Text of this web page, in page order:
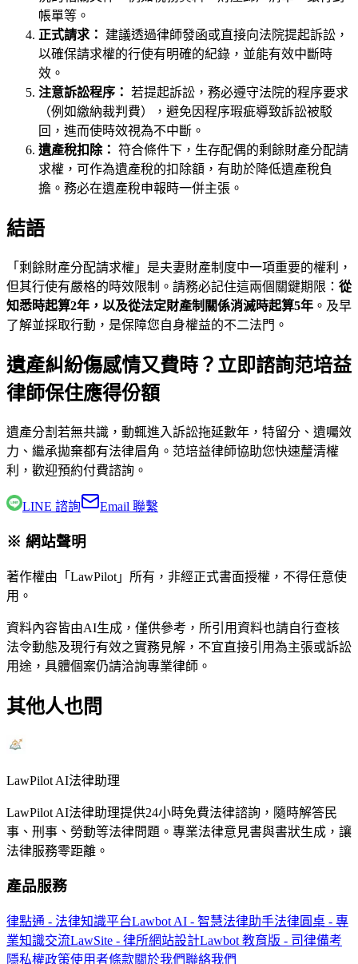
帳單等。
正式請求：
建議透過律師發函或直接向法院提起訴訟，
以確保請求權的行使有明確的紀錄，並能有效中斷時
效。
注意訴訟程序： 若提起訴訟，務必遵守法院的程序要求
（例如繳納裁判費），避免因程序瑕疵導致訴訟被駁
回，進而使時效視為不中斷。
遺產稅扣除： 符合條件下，生存配偶的剩餘財產分配請
求權，可作為遺產稅的扣除額，有助於降低遺產稅負
擔。務必在遺產稅申報時一併主張。
結語
「剩餘財產分配請求權」是夫妻財產制度中一項重要的權利，
但其行使有嚴格的時效限制。請務必記住這兩個關鍵期限： 從
知悉時起算2年，以及從法定財產制關係消滅時起算5年 。及早
了解並採取行動，是保障您自身權益的不二法門。
遺產糾紛傷感情又費時？立即諮詢范培益
律師保住應得份額
遺產分割若無共識，動輒進入訴訟拖延數年，特留分、遺囑效
力、繼承拋棄都有法律眉角。 范培益律師協助您快速釐清權
利，歡迎預約付費諮詢。
LINE 諮詢 Email 聯繫
※ 網站聲明
著作權由「LawPilot」所有，非經正式書面授權，不得任意使
用。
資料內容皆由AI生成，僅供參考，所引用資料也請自行查核
法令動態及現行有效之實務見解，不宜直接引用為主張或訴訟
用途，具體個案仍請洽詢專業律師。
其他人也問
LawPilot AI法律助理
LawPilot AI法律助理提供24小時免費法律諮詢，隨時解答民
事、刑事、勞動等法律問題。專業法律意見書與書狀生成，讓
法律服務零距離。
產品服務
律點通 - 法律知識平台Lawbot AI - 智慧法律助手法律圓桌 - 專
業知識交流LawSite - 律所網站設計Lawbot 教育版 - 司律備考
隱私權政策使用者條款關於我們聯絡我們